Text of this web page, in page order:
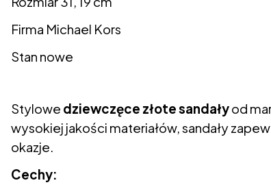
Firma Michael Kors
Stan nowe
Stylowe dziewczęce złote sandałyod
wysokiej jakości materiałów, sandały
okazje.
Cechy: